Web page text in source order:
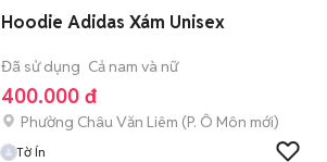
Hoodie Adidas Xám Unisex
Đã sử dụng Cả nam và nữ
400.000 đ
Phường Châu Văn Liêm (P. Ô Môn mới)
Tờ Ín